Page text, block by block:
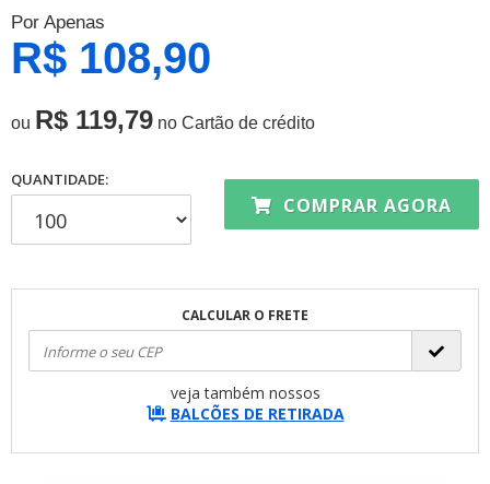
Por Apenas
R$ 108,90
ou R$ 119,79 no Cartão de crédito
QUANTIDADE:
COMPRAR AGORA
CALCULAR O FRETE
veja também nossos
BALCÕES DE RETIRADA